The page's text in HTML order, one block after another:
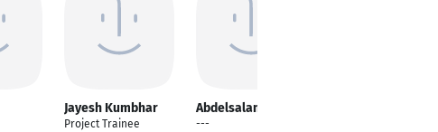
Jayesh Kumbhar
Project Trainee
Abdelsalam Magdy
---